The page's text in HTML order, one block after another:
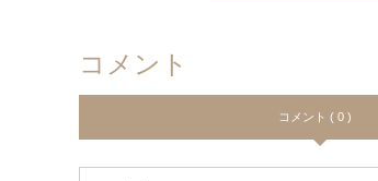
コメント
コメント ( 0 )